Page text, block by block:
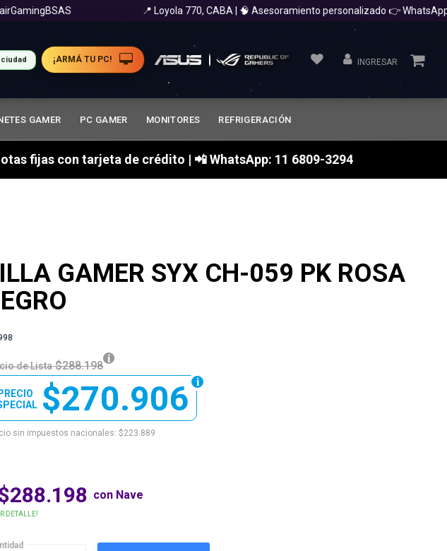
📍 Loyola 770, CABA | 🧠 Asesoramiento personalizado 👉 WhatsApp 11
¡ARMÁ TU PC! INGRESAR
GAMER PC GAMER MONITORES REFRIGERACIÓN
fijas con tarjeta de crédito | 📲 WhatsApp: 11 6809-3294
GAMER SYX CH-059 PK ROSA
de Lista $288.198
$270.906
PRECIO
sin impuestos nacionales: $223.889
con Nave
DETALLE!